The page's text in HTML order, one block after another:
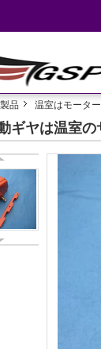
製品 温室はモータ
ギヤは温室